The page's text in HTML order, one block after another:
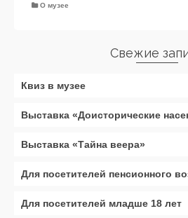
О музее
Свежие
Квиз в музее
Выставка «Доисторические
Выставка «Тайна веера»
Для посетителей пенсионного
Для посетителей младше 18 лет